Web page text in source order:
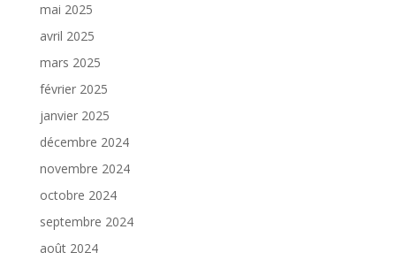
mai 2025
avril 2025
mars 2025
février 2025
janvier 2025
décembre 2024
novembre 2024
octobre 2024
septembre 2024
août 2024